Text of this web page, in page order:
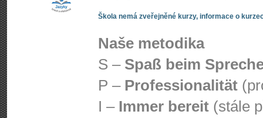
Škola nemá zveřejněné kurzy, informace o
Naše metodika
S – Spaß beim
P – Professionalität
I – Immer bereit (stále